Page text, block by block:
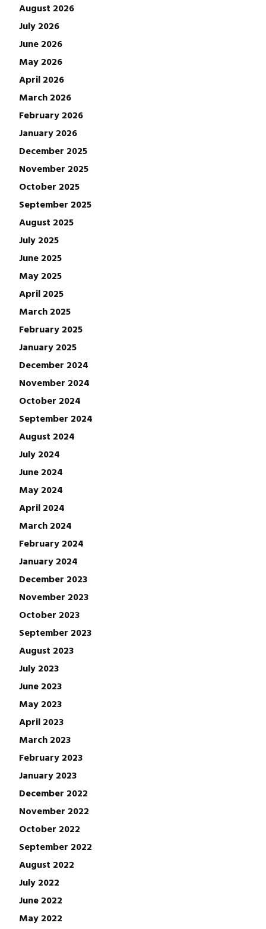
August 2026
July 2026
June 2026
May 2026
April 2026
March 2026
February 2026
January 2026
December 2025
November 2025
October 2025
September 2025
August 2025
July 2025
June 2025
May 2025
April 2025
March 2025
February 2025
January 2025
December 2024
November 2024
October 2024
September 2024
August 2024
July 2024
June 2024
May 2024
April 2024
March 2024
February 2024
January 2024
December 2023
November 2023
October 2023
September 2023
August 2023
July 2023
June 2023
May 2023
April 2023
March 2023
February 2023
January 2023
December 2022
November 2022
October 2022
September 2022
August 2022
July 2022
June 2022
May 2022